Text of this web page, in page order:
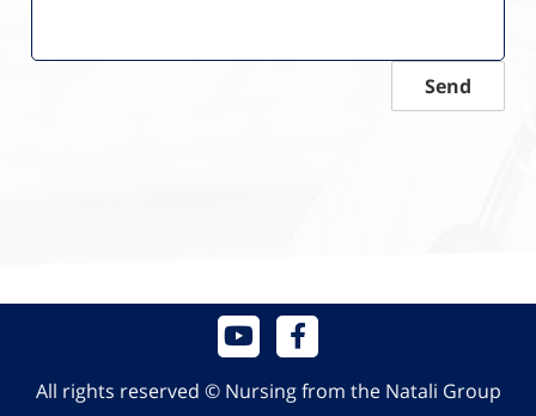
Send
All rights reserved © Nursing from the Natali Group